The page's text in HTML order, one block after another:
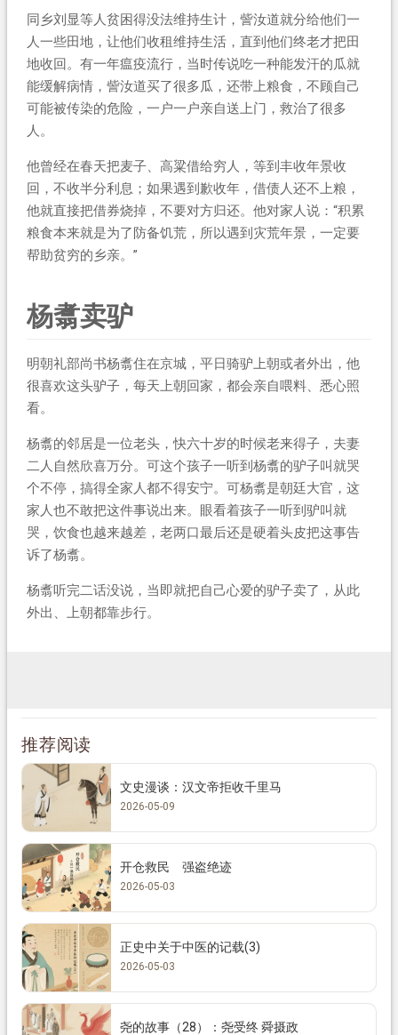
同乡刘显等人贫困得没法维持生计，訾汝道就分给他们一
人一些田地，让他们收租维持生活，直到他们终老才把田
地收回。有一年瘟疫流行，当时传说吃一种能发汗的瓜就
能缓解病情，訾汝道买了很多瓜，还带上粮食，不顾自己
可能被传染的危险，一户一户亲自送上门，救治了很多
人。
他曾经在春天把麦子、高粱借给穷人，等到丰收年景收
回，不收半分利息；如果遇到歉收年，借债人还不上粮，
他就直接把借券烧掉，不要对方归还。他对家人说：“积累
粮食本来就是为了防备饥荒，所以遇到灾荒年景，一定要
帮助贫穷的乡亲。”
杨翥卖驴
明朝礼部尚书杨翥住在京城，平日骑驴上朝或者外出，他
很喜欢这头驴子，每天上朝回家，都会亲自喂料、悉心照
看。
杨翥的邻居是一位老头，快六十岁的时候老来得子，夫妻
二人自然欣喜万分。可这个孩子一听到杨翥的驴子叫就哭
个不停，搞得全家人都不得安宁。可杨翥是朝廷大官，这
家人也不敢把这件事说出来。眼看着孩子一听到驴叫就
哭，饮食也越来越差，老两口最后还是硬着头皮把这事告
诉了杨翥。
杨翥听完二话没说，当即就把自己心爱的驴子卖了，从此
外出、上朝都靠步行。
推荐阅读
文史漫谈：汉文帝拒收千里马
2026-05-09
开仓救民 强盗绝迹
2026-05-03
正史中关于中医的记载(3)
2026-05-03
尧的故事（28）：尧受终 舜摄政